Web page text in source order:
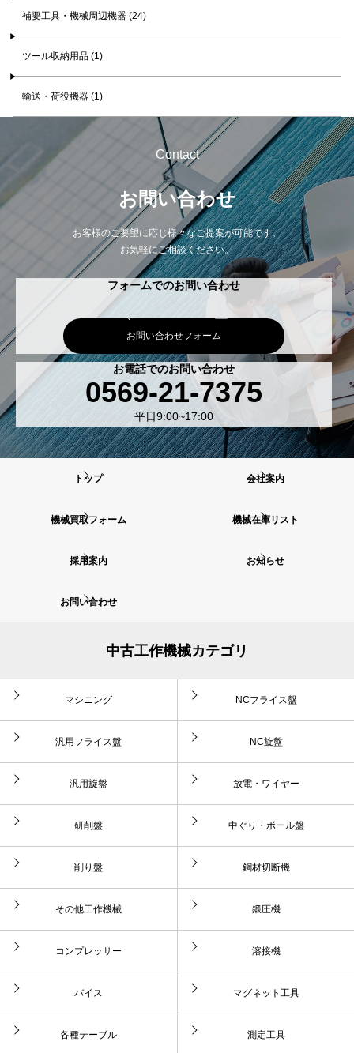
補要工具・機械周辺機器 (24)
ツール収納用品 (1)
輸送・荷役機器 (1)
Contact
お問い合わせ
お客様のご要望に応じ様々なご提案が可能です。
お気軽にご相談ください。
フォームでのお問い合わせ
お問い合わせフォーム
お電話でのお問い合わせ
0569-21-7375
平日9:00~17:00
トップ 会社案内
機械買取フォーム 機械在庫リスト
採用案内 お知らせ
お問い合わせ
中古工作機械カテゴリ
マシニング NCフライス盤
汎用フライス盤 NC旋盤
汎用旋盤 放電・ワイヤー
研削盤 中ぐり・ボール盤
削り盤 鋼材切断機
その他工作機械 鍛圧機
コンプレッサー 溶接機
バイス マグネット工具
各種テーブル 測定工具